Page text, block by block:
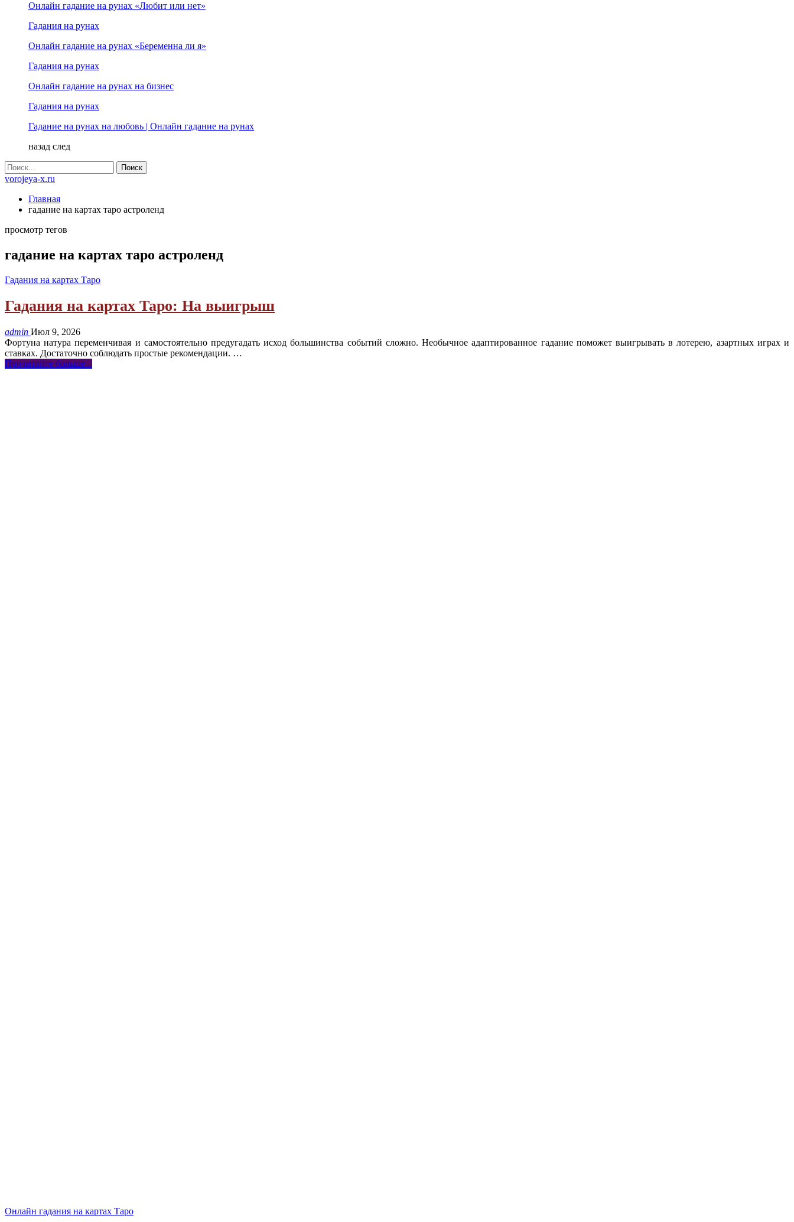
Онлайн гадание на рунах «Любит или нет»
Гадания на рунах
Онлайн гадание на рунах «Беременна ли я»
Гадания на рунах
Онлайн гадание на рунах на бизнес
Гадания на рунах
Гадание на рунах на любовь | Онлайн гадание на рунах
назад след
vorojeya-x.ru
Главная
гадание на картах таро астроленд
просмотр тегов
гадание на картах таро астроленд
Гадания на картах Таро
Гадания на картах Таро: На выигрыш
admin Июл 9, 2026
Фортуна натура переменчивая и самостоятельно предугадать исход большинства событий сложно. Необычное адаптированное гадание поможет выигрывать в лотерею, азартных играх и
ставках. Достаточно соблюдать простые рекомендации. …
Прочитайте больше...
Онлайн гадания на картах Таро